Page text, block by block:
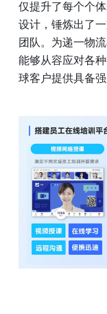
仅提升了每个个
设计，锤炼出了
团队。为递一物
能够从容应对各
球客户提供具备